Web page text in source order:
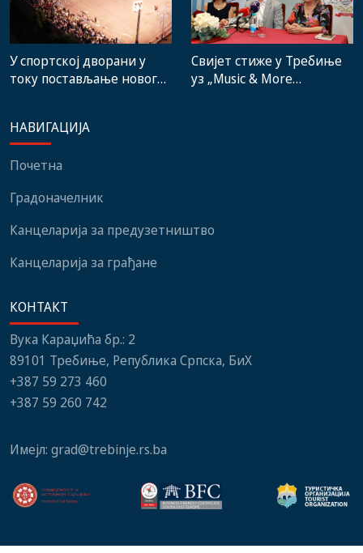
У спортској дворани у
току постављање новог
нови мобилијар
Свијет стиже у Требиње
уз „Music & More
НАВИГАЦИЈА
Почетна
Градоначелник
Канцеларија за предузетништво
Канцеларија за грађане
КОНТАКТ
Вука Караџића бр.: 2
89101 Требиње, Република Српска, БиХ
+387 59 273 460
+387 59 260 742
Имејл: grad@trebinje.rs.ba